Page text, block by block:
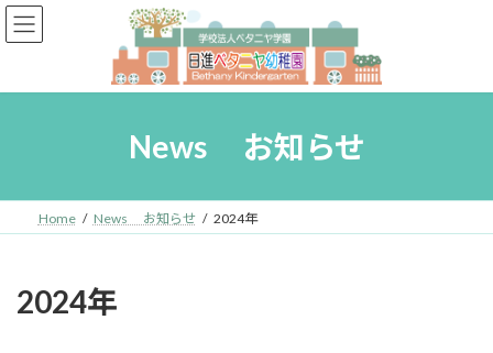
コ
ン
ツ
ナ
ビ
シ
News お知らせ
Home News お知らせ 2024年
2024年